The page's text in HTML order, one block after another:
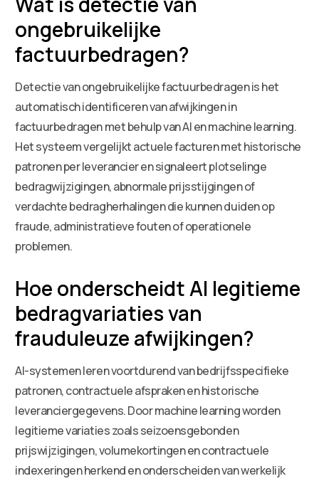
ongebruikelijke
factuurbedragen?
Detectie van ongebruikelijke factuurbedragen is het
automatisch identificeren van afwijkingen in
factuurbedragen met behulp van AI en machine learning.
Het systeem vergelijkt actuele facturen met historische
patronen per leverancier en signaleert plotselinge
bedragwijzigingen, abnormale prijsstijgingen of
verdachte bedragherhalingen die kunnen duiden op
fraude, administratieve fouten of operationele
problemen.
Hoe onderscheidt AI legitieme
bedragvariaties van
frauduleuze afwijkingen?
AI-systemen leren voortdurend van bedrijfsspecifieke
patronen, contractuele afspraken en historische
leveranciergegevens. Door machine learning worden
legitieme variaties zoals seizoensgebonden
prijswijzigingen, volumekortingen en contractuele
indexeringen herkend en onderscheiden van werkelijk